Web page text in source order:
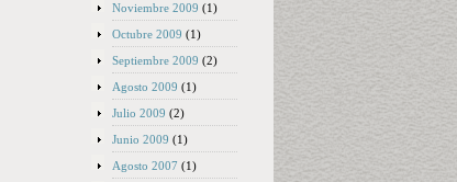
Noviembre 2009 (1)
Octubre 2009 (1)
Septiembre 2009 (2)
Agosto 2009 (1)
Julio 2009 (2)
Junio 2009 (1)
Agosto 2007 (1)